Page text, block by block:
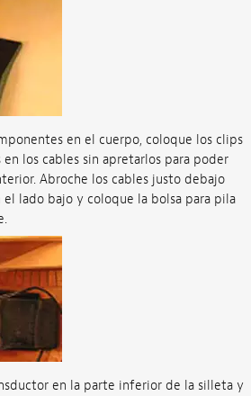
en el cuerpo, coloque los clips
los cables sin apretarlos para poder
Abroche los cables justo debajo
lado bajo y coloque la bolsa para pila
en la parte inferior de la silleta y